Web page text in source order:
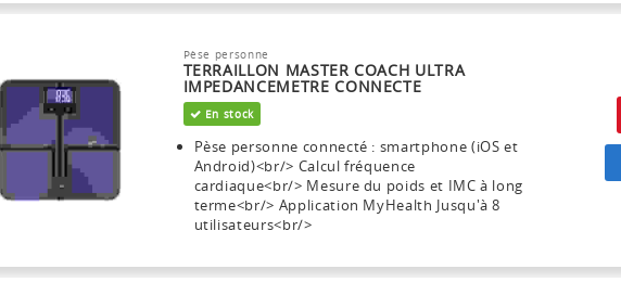
Pèse personne
TERRAILLON MASTER COACH ULTRA
IMPEDANCEMETRE CONNECTE
En stock
Pèse personne connecté : smartphone (iOS et
Android)<br/> Calcul fréquence
cardiaque<br/> Mesure du poids et IMC à long
terme<br/> Application MyHealth Jusqu'à 8
utilisateurs<br/>